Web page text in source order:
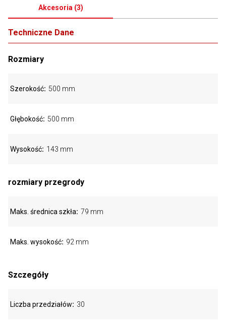
Akcesoria (3)
Techniczne Dane
Rozmiary
Szerokość 500 mm
Głębokość 500 mm
Wysokość 143 mm
rozmiary przegrody
Maks. średnica szkła 79 mm
Maks. wysokość 92 mm
Szczegóły
Liczba przedziałów 30